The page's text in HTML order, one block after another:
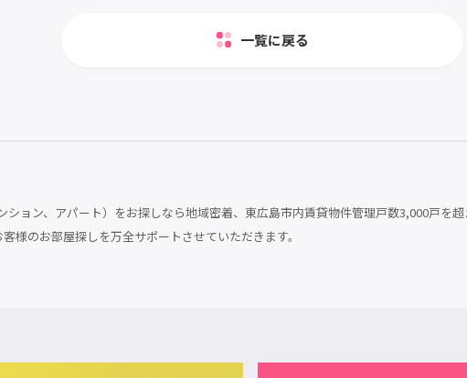
一覧に戻る
ョン、アパート）をお探しなら地域密着、東広島市内賃貸物件管理戸数3,000戸を
様のお部屋探しを万全サポートさせていただきます。